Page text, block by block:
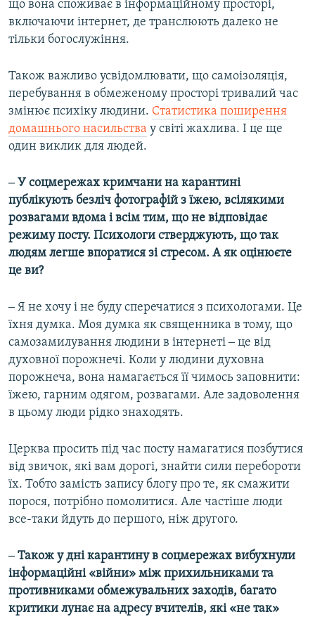
що вона споживає в інформаційному просторі,
включаючи інтернет, де транслюють далеко не
тільки богослужіння.
Також важливо усвідомлювати, що самоізоляція,
перебування в обмеженому просторі тривалий час
змінює психіку людини. Статистика поширення
домашнього насильства у світі жахлива. І це ще
один виклик для людей.
‒ У соцмережах кримчани на карантині
публікують безліч фотографій з їжею, всілякими
розвагами вдома і всім тим, що не відповідає
режиму посту. Психологи стверджують, що так
людям легше впоратися зі стресом. А як оцінюєте
це ви?
‒ Я не хочу і не буду сперечатися з психологами. Це
їхня думка. Моя думка як священника в тому, що
самозамилування людини в інтернеті ‒ це від
духовної порожнечі. Коли у людини духовна
порожнеча, вона намагається її чимось заповнити:
їжею, гарним одягом, розвагами. Але задоволення
в цьому люди рідко знаходять.
Церква просить під час посту намагатися позбутися
від звичок, які вам дорогі, знайти сили перебороти
їх. Тобто замість запису блогу про те, як смажити
порося, потрібно помолитися. Але частіше люди
все-таки йдуть до першого, ніж другого.
‒ Також у дні карантину в соцмережах вибухнули
інформаційні «війни» між прихильниками та
противниками обмежувальних заходів, багато
критики лунає на адресу вчителів, які «не так»